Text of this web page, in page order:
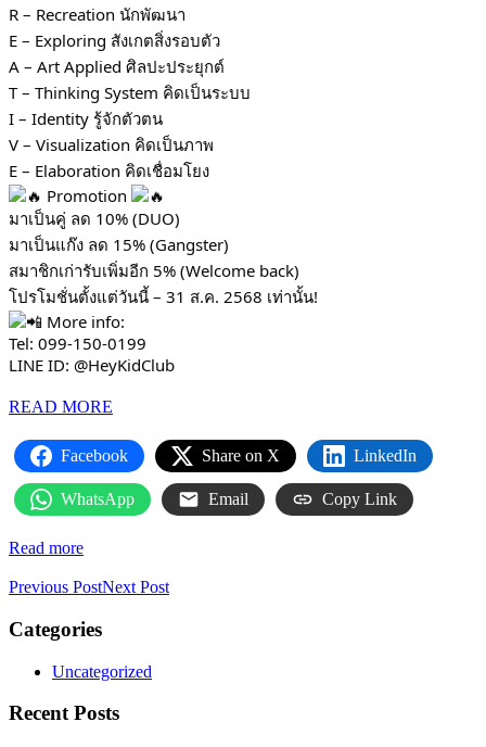
R – Recreation นักพัฒนา
E – Exploring สังเกตสิ่งรอบตัว
A – Art Applied ศิลปะประยุกต์
T – Thinking System คิดเป็นระบบ
I – Identity รู้จักตัวตน
V – Visualization คิดเป็นภาพ
E – Elaboration คิดเชื่อมโยง
Promotion
มาเป็นคู่ ลด 10% (DUO)
มาเป็นแก๊ง ลด 15% (Gangster)
สมาชิกเก่ารับเพิ่มอีก 5% (Welcome back)
โปรโมชั่นตั้งแต่วันนี้ – 31 ส.ค. 2568 เท่านั้น!
More info:
Tel: 099-150-0199
LINE ID: @HeyKidClub
READ MORE
Facebook Share on X LinkedIn
WhatsApp Email Copy Link
Read more
Previous PostNext Post
Categories
Uncategorized
Recent Posts